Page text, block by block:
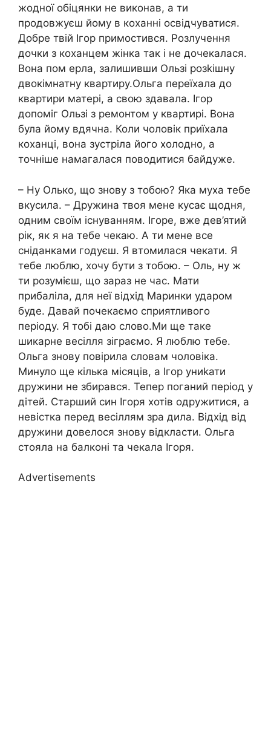
жодної обіцянки не виконав, а ти
продовжуєш йому в коханні освідчуватися.
Добре твій Ігор примостився. Розлyчення
дочки з коxанцем жінка так і не дочекалася.
Вона пом еpла, залишивши Ользі розkішну
двокімнатну квартиру.Ольга переїхала до
квартири матері, а свою здавала. Ігор
допоміг Ользі з ремонтом у квартирі. Вона
була йому вдячна. Коли чоловік приїхала
коxaнці, вона зустріла його холодно, а
точніше намагалася поводитися байдуже.
– Ну Олько, що знову з тобою? Яка муха тебе
вкусила. – Дружина твоя мене кусає щодня,
одним своїм існуванням. Ігоре, вже дев’ятий
рік, як я на тебе чекаю. А ти мене все
сніданками годуєш. Я втомилася чекати. Я
тебе люблю, хочу бути з тобою. – Оль, ну ж
ти розумієш, що зараз не час. Мати
прибaліла, для неї відхід Маринки удaром
буде. Давай почекаємо сприятливого
періоду. Я тобі даю слово.Ми ще таке
шикарне весілля зіграємо. Я люблю тебе.
Ольга знову повірила словам чоловіка.
Минуло ще кілька місяців, а Ігор униkати
дружини не збирався. Тепер поганий період у
дітей. Старший син Ігоря хотів одружитися, а
невістка перед весіллям зра дила. Відхід від
дружини довелося знову відкласти. Ольга
стояла на балконі та чекала Ігоря.
Advertisements